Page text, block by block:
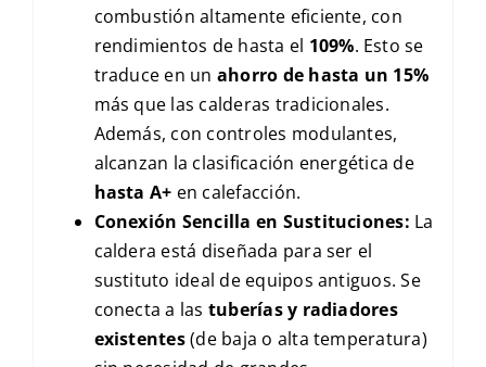
combustión altamente eficiente, con
rendimientos de hasta el 109%. Esto se
traduce en un ahorro de hasta un 15%
más que las calderas tradicionales.
Además, con controles modulantes,
alcanzan la clasificación energética de
hasta A+ en calefacción.
Conexión Sencilla en Sustituciones: La
caldera está diseñada para ser el
sustituto ideal de equipos antiguos. Se
conecta a las tuberías y radiadores
existentes(de baja o alta temperatura)